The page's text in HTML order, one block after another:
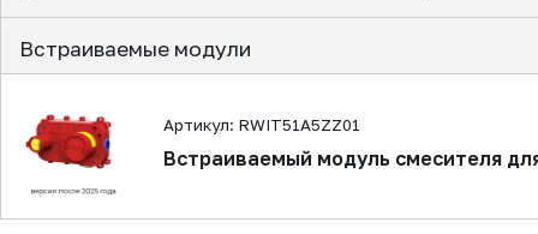
Встраиваемые модули
Артикул: RWIT51A5ZZ01
Встраиваемый модуль смесителя